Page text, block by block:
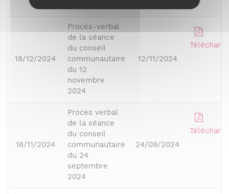
18/12/2024
Procès-verbal
de la séance
du conseil
communautaire
du 12
novembre
2024
12/11/2024
18/11/2024
Procès verbal
de la séance
du conseil
communautaire
du 24
septembre
2024
24/09/2024